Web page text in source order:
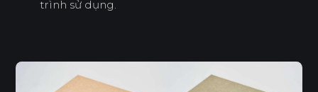
trình sử dụng.